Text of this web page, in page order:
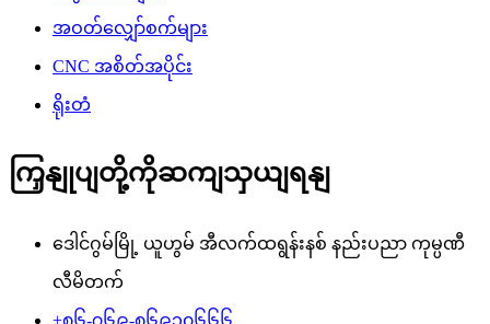
အဝတ်လျှော်စက်များ
CNC အစိတ်အပိုင်း
ရိုးတံ
ကြှနျုပျတို့ကိုဆကျသှယျရနျ
ဒေါင်ဂွမ်မြို့ ယူဟွမ် အီလက်ထရွန်းနစ် နည်းပညာ ကုမ္ပဏီ
လီမိတက်